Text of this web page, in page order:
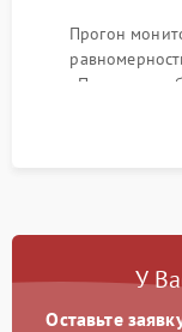
Прогон
Проверка
DisplayPort,
У
Оставьте